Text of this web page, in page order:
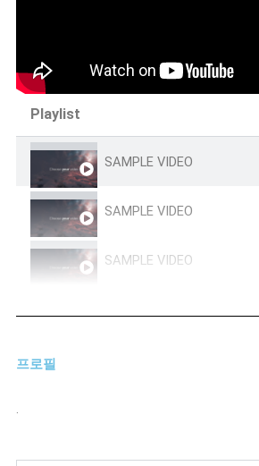
Playlist
SAMPLE VIDEO
SAMPLE VIDEO
SAMPLE VIDEO
프로필
.